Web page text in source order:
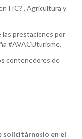
. Agricultura y
las prestaciones por
#AVACUturisme.
contenedores de
solicitárnoslo en el